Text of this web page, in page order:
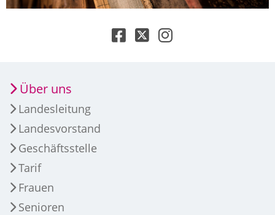
Über uns
Landesleitung
Landesvorstand
Geschäftsstelle
Tarif
Frauen
Senioren